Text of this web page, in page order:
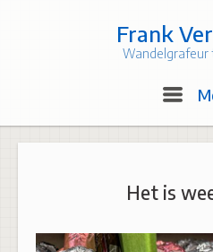
Frank
Wandelgrafeur
Het is